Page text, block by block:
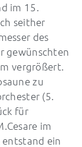
im 15.
seither
des
gewünschten
vergrößert.
zu
(5.
für
im
ein